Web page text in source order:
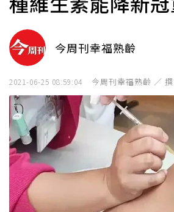
今周刊幸福熟齡
2021-06-25 08:59:04 今周刊幸福熟齡 ／